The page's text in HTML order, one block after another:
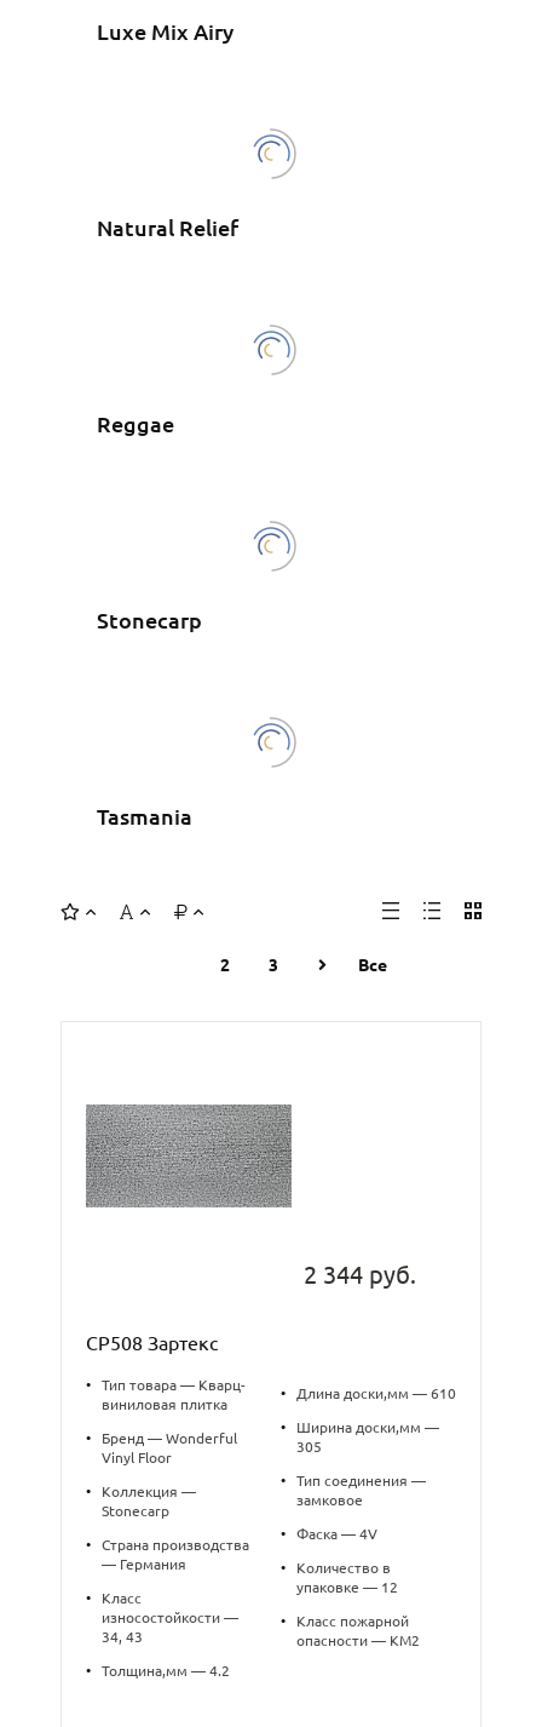
Luxe Mix Airy
Natural Relief
Reggae
Stonecarp
Tasmania
2 3 Все
2 344 руб.
CP508 Зартекс
•
Тип товара — Кварц-
виниловая плитка
•
Бренд — Wonderful
Vinyl Floor
•
Коллекция —
Stonecarp
•
Страна производства
— Германия
•
Класс
износостойкости —
34, 43
• Толщина,мм — 4.2
• Длина доски,мм — 610
•
Ширина доски,мм —
305
•
Тип соединения —
замковое
• Фаска — 4V
•
Количество в
упаковке — 12
•
Класс пожарной
опасности — КМ2